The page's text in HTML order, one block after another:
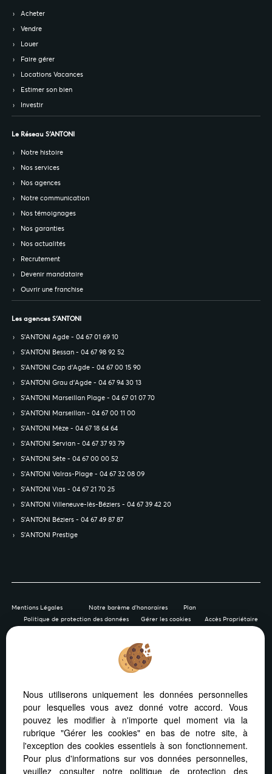
Acheter
Vendre
Louer
Faire gérer
Locations Vacances
Estimer son bien
Investir
Le Réseau S’ANTONI
Notre histoire
Nos services
Nos agences
Notre communication
Nos témoignages
Nos garanties
Nos actualités
Recrutement
Devenir mandataire
Ouvrir une franchise
Les agences S’ANTONI
S’ANTONI Agde - 04 67 01 69 10
S’ANTONI Bessan - 04 67 98 92 52
S’ANTONI Cap d'Agde - 04 67 00 15 90
S’ANTONI Grau d'Agde - 04 67 94 30 13
S’ANTONI Marseillan Plage - 04 67 01 07 70
S’ANTONI Marseillan - 04 67 00 11 00
S’ANTONI Mèze - 04 67 18 64 64
S’ANTONI Servian - 04 67 37 93 79
S’ANTONI Sète - 04 67 00 00 52
S’ANTONI Valras-Plage - 04 67 32 08 09
S’ANTONI Vias - 04 67 21 70 25
S’ANTONI Villeneuve-lès-Béziers - 04 67 39 42 20
S’ANTONI Béziers - 04 67 49 87 87
S’ANTONI Prestige
Mentions Légales Notre barème d'honoraires
Plan
Politique de protection des données
Gérer les cookies Accès Propriétaire
Afin de vous offrir un confort de lecture permanent, depuis
votre PC, votre tablette ou votre smartphone, notre site
s’adapte automatiquement aux différents types d'écrans
Logiciel immobilier
Nous utiliserons uniquement les données personnelles
pour lesquelles vous avez donné votre accord. Vous
pouvez les modifier à n'importe quel moment via la
rubrique "Gérer les cookies" en bas de notre site, à
l'exception des cookies essentiels à son fonctionnement.
Pour plus d'informations sur vos données personnelles,
veuillez consulter notre politique de protection des